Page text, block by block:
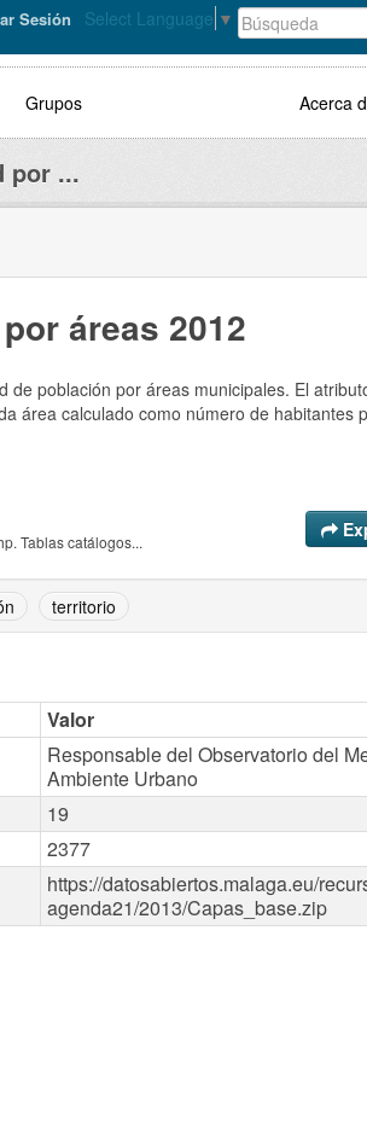
Select Language ▼
Sesión
Grupos Acerca
por ...
áreas 2012
de población por áreas municipales. El
área calculado como número de habitantes
Tablas catálogos...
territorio
Valor
Responsable del Observatorio del
Ambiente Urbano
19
2377
https://datosabiertos.malaga.eu/
agenda21/2013/Capas_base.zip